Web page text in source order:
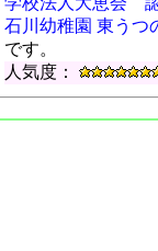
石川幼稚園 東うつ
です。
人気度：